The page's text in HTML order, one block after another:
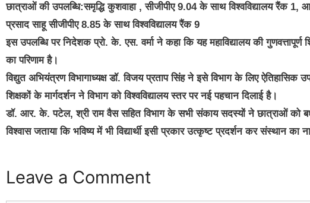
छात्राओं की उपलब्धि:समृद्धि कुशवाहा , सीजीपीए 9.04 के साथ विश्वविद्यालय रैंक 1,
प्रसाद साहू सीजीपीए 8.85 के साथ विश्वविद्यालय रैंक 9
इस उपलब्धि पर निदेशक प्रो. के. एस. वर्मा ने कहा कि यह महाविद्यालय की गुणवत्तापूर्ण
का परिणाम है।
विद्युत अभियंत्रण विभागाध्यक्ष डॉ. विजय प्रताप सिंह ने इसे विभाग के लिए
शिक्षकों के मार्गदर्शन ने विभाग को विश्वविद्यालय स्तर पर नई पहचान दिलाई है।
डॉ. आर. के. पटेल, श्री राम वैस सहित विभाग के सभी संकाय सदस्यों ने छात्राओं को
विश्वास जताया कि भविष्य में भी विद्यार्थी इसी प्रकार उत्कृष्ट प्रदर्शन कर संस्थान का
Leave a Comment